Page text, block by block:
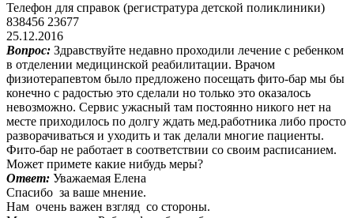
Телефон для справок (регистратура детской поликлиники)
838456 23677
25.12.2016
Вопрос: Здравствуйте недавно проходили лечение с ребенком
в отделении медицинской реабилитации. Врачом
физиотерапевтом было предложено посещать фито-бар мы бы
конечно с радостью это сделали но только это оказалось
невозможно. Сервис ужасный там постоянно никого нет на
месте приходилось по долгу ждать мед.работника либо просто
разворачиваться и уходить и так делали многие пациенты.
Фито-бар не работает в соответствии со своим расписанием.
Может примете какие нибудь меры?
Ответ: Уважаемая Елена
Спасибо за ваше мнение.
Нам очень важен взгляд со стороны.